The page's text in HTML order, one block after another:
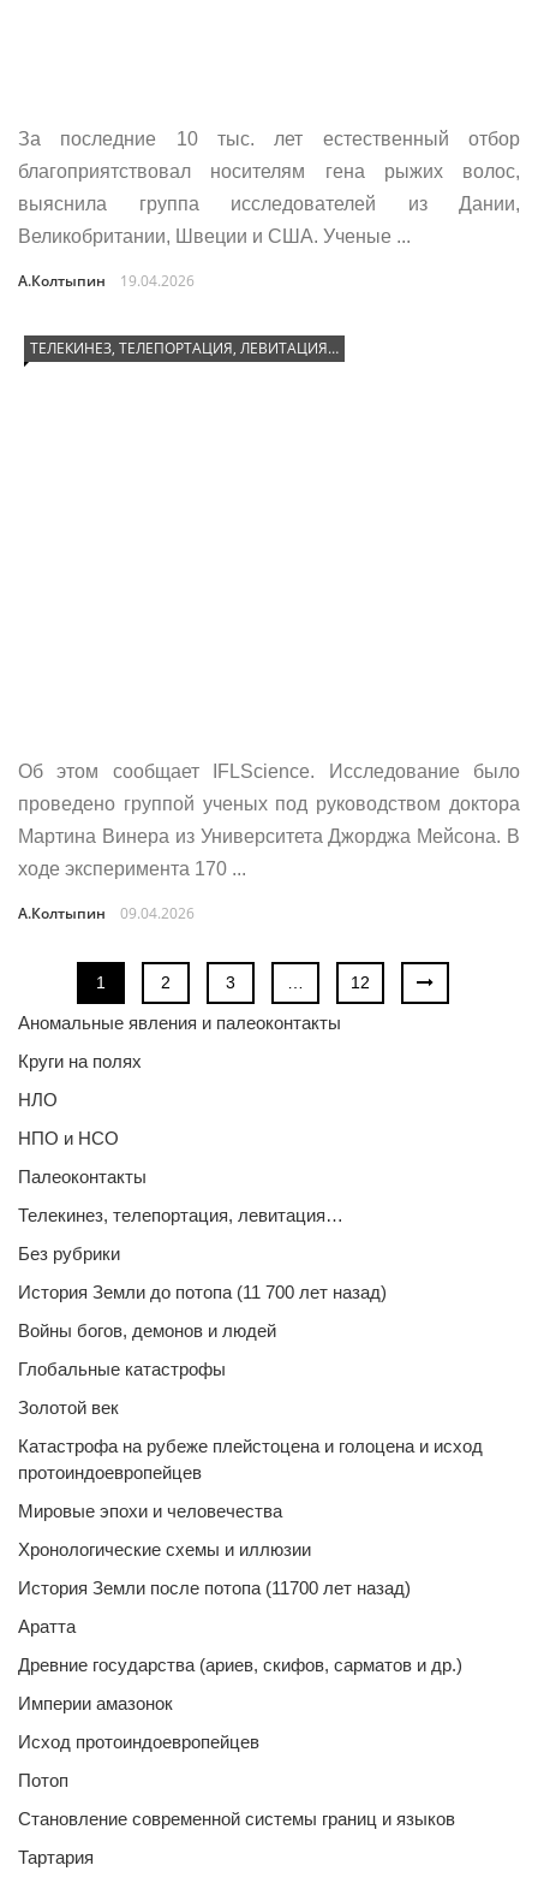
За последние 10 тыс. лет естественный отбор
благоприятствовал носителям гена рыжих волос,
выяснила группа исследователей из Дании,
Великобритании, Швеции и США. Ученые ...
А.Колтыпин 19.04.2026
ТЕЛЕКИНЕЗ, ТЕЛЕПОРТАЦИЯ, ЛЕВИТАЦИЯ…
Об этом сообщает IFLScience. Исследование было
проведено группой ученых под руководством доктора
Мартина Винера из Университета Джорджа Мейсона. В
ходе эксперимента 170 ...
А.Колтыпин 09.04.2026
1 2 3 12
Аномальные явления и палеоконтакты
Круги на полях
НЛО
НПО и НСО
Палеоконтакты
Телекинез, телепортация, левитация…
Без рубрики
История Земли до потопа (11 700 лет назад)
Войны богов, демонов и людей
Глобальные катастрофы
Золотой век
Катастрофа на рубеже плейстоцена и голоцена и исход
протоиндоевропейцев
Мировые эпохи и человечества
Хронологические схемы и иллюзии
История Земли после потопа (11700 лет назад)
Аратта
Древние государства (ариев, скифов, сарматов и др.)
Империи амазонок
Исход протоиндоевропейцев
Потоп
Становление современной системы границ и языков
Тартария